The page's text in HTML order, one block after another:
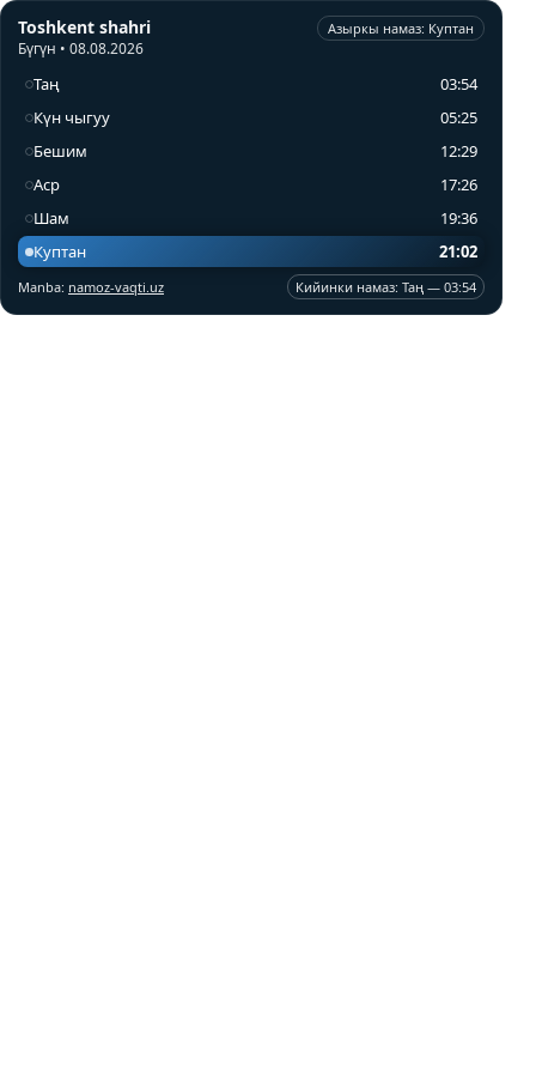
Toshkent shahri
Бүгүн • 08.08.2026
Азыркы намаз: Куптан
Таң
03:54
Күн чыгуу
05:25
Бешим
12:29
Аср
17:26
Шам
19:36
Куптан
21:02
Manba: namoz-vaqti.uz Кийинки намаз: Таң — 03:54